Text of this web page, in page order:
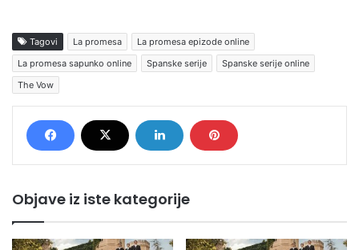
Tagovi La promesa
La promesa epizode online
La promesa sapunko online
Spanske serije
Spanske serije online
The Vow
Objave iz iste kategorije